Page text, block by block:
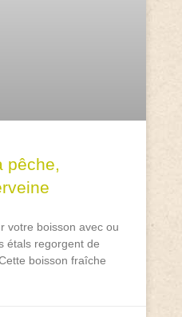
pêche,
votre boisson avec ou
étals regorgent de
boisson fraîche